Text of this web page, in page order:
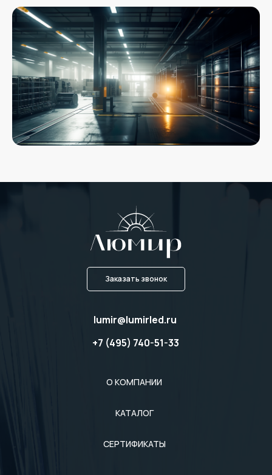
О КОМПАНИИ
КАТАЛОГ
СЕРТИФИКАТЫ
+7 (495) 740-51-33
lumir@lumirled.ru
Заказать звонок